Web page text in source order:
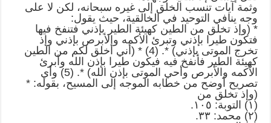
وثمة آيات تنسب الخلق إلى غيره سبحانه، لكن لا على
وجه ينافي التوحيد في الخالقية، حيث يقول:
* (وإذ تخلق من الطين كهيئة الطير بإذني فتنفخ فيها
فتكون طيرا بإذني وتبرئ الأكمه والأبرص بإذني وإذ
تخرج الموتى بإذني) *. (4) * (أني أخلق لكم من الطين
كهيئة الطير فأنفخ فيه فيكون طيرا بإذن الله وأبرئ
الأكمه والأبرص وأحي الموتى بإذن الله) *. (5) وأي
تصريح أوضح من خطابه الموجه إلى المسيح، بقوله: *
(وإذ تخلق من
(١) التوبة: ١٠٥.
(٢) محمد: ٣٣.